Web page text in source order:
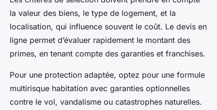
la valeur des biens, le type de logement, et la
localisation, qui influence souvent le coût. Le devis en
ligne permet d’évaluer rapidement le montant des
primes, en tenant compte des garanties et franchises.
Pour une protection adaptée, optez pour une formule
multirisque habitation avec garanties optionnelles
contre le vol, vandalisme ou catastrophes naturelles.